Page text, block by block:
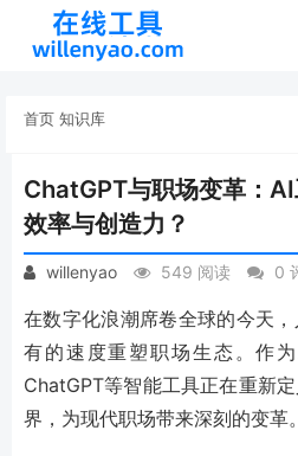
首页 知识库
ChatGPT与职场变革：
效率与创造力？
willenyao 549 阅读 0
在数字化浪潮席卷全球的今天
有的速度重塑职场生态。作
ChatGPT等智能工具正在重新
界，为现代职场带来深刻的变革。